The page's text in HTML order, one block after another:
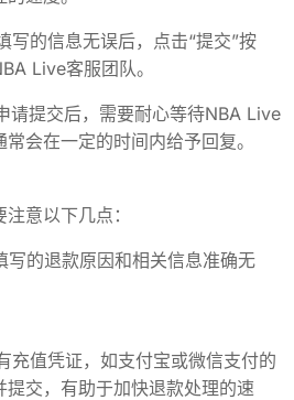
写的信息无误后，点击“提交”按
Live客服团队。
请提交后，需要耐心等待NBA Live
会在一定的时间内给予回复。
意以下几点：
写的退款原因和相关信息准确无
充值凭证，如支付宝或微信支付的
交，有助于加快退款处理的速